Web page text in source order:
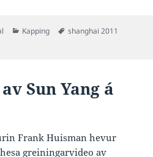
Categories
Kapping Tags
shanghai 2011
Sun Yang á
Frank Huisman hevur
greiningarvideo av